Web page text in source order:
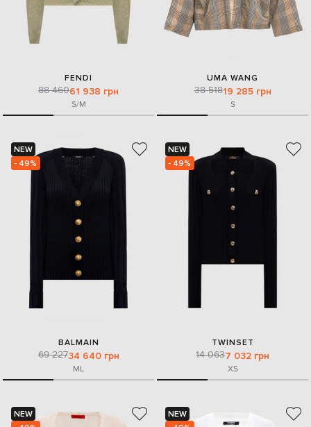
FENDI
88 46061 938 грн
S/M
UMA WANG
38 51819 285 грн
S
NEW
- 49%
BALMAIN
69 22734 640 грн
ML
NEW
- 49%
TWINSET
14 0637 032 грн
XS
NEW
NEW